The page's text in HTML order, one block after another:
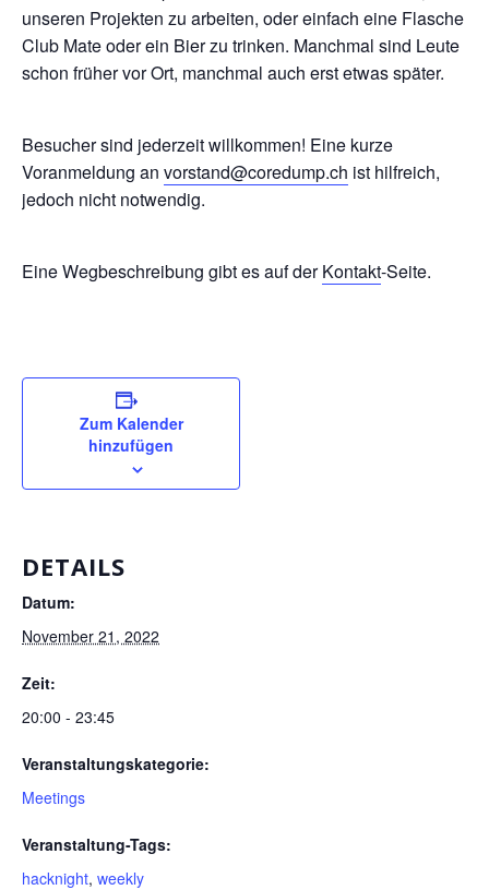
unseren Projekten zu arbeiten, oder einfach eine Flasche
Club Mate oder ein Bier zu trinken. Manchmal sind Leute
schon früher vor Ort, manchmal auch erst etwas später.
Besucher sind jederzeit willkommen! Eine kurze
Voranmeldung an vorstand@coredump.ch ist hilfreich,
jedoch nicht notwendig.
Eine Wegbeschreibung gibt es auf derKontakt-Seite.
Zum Kalender
hinzufügen
DETAILS
Datum:
November 21, 2022
Zeit:
20:00 - 23:45
Veranstaltungskategorie:
Meetings
Veranstaltung-Tags:
hacknight, weekly